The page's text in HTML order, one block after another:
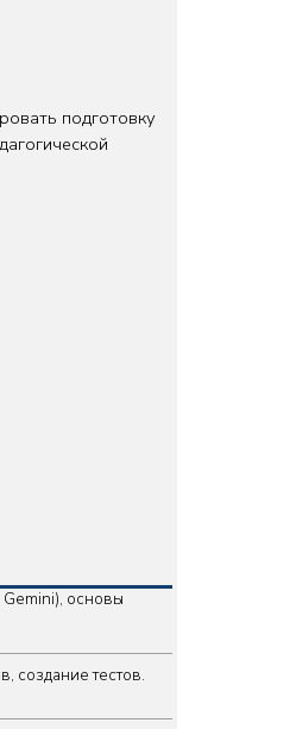
подготовку
основы
создание тестов.